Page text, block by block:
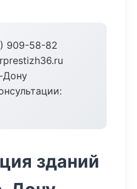
909-58-82
Дону
зданий